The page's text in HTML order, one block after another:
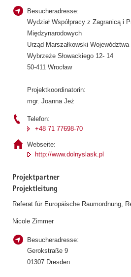
Besucheradresse:
Wydział Współpracy z Zagranicą i
Międzynarodowych
Urząd Marszałkowski
Wybrzeże Słowackiego 12- 14
50-411 Wrocław
Projektkoordinatorin:
mgr. Joanna Jeż
Telefon:
+48 71 77698-70
Webseite:
http://www.dolnyslask.pl
Projektpartner
Projektleitung
Referat für Europäische Raumordnung,
Nicole Zimmer
Besucheradresse:
Gerokstraße 9
01307 Dresden